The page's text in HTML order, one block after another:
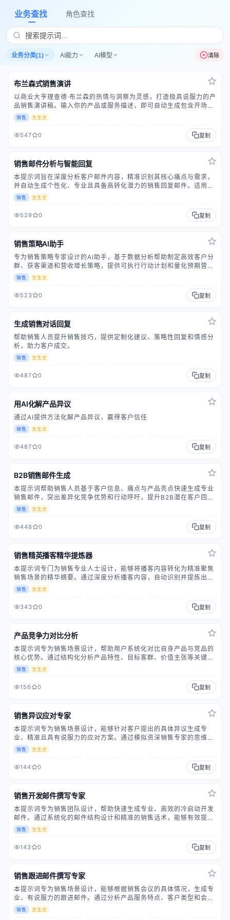
业务查找 角色查找
业务分类(1) AI能力 AI模型 清除
布兰森式销售演讲
以商业大亨理查德·布兰森的热情与洞察为灵感，打造极具说服力的产
品销售演讲稿。输入你的产品或服务描述，即可自动生成包含开场钩
子、痛点洞察、差异化亮点、市场机遇与投资价值的完整销售话术。
帮助你在客户、媒体或投资人面前，以布兰森式自信与感染力讲述你
的商业故事。
销售 文生文
547 0 复制
销售邮件分析与智能回复
本提示词旨在深度分析客户邮件内容，精准识别其核心痛点与需求，
并自动生成个性化、专业且具备高转化潜力的销售回复邮件。适用于
销售跟进、售前咨询、客户关怀等多种邮件沟通场景，能有效提升回
复效率与沟通质量，引导客户采取明确行动。
销售 文生文
529 0 复制
销售策略AI助手
专为销售策略专家设计的AI助手，基于数据分析帮助制定高效客户分
群、获客渠道和营收增长策略，提供可执行行动计划和量化预期营
收，提升销售决策效率。
销售 文生文
523 0 复制
生成销售对话回复
帮助销售人员提升销售技巧，提供定制化建议、策略性回复和情感分
析，助力客户成交。
销售 文生文
487 0 复制
用AI化解产品异议
通过AI提供方法化解产品异议，赢得客户信任
销售 文生文
487 0 复制
B2B销售邮件生成
本提示词帮助销售人员基于客户信息、痛点与产品亮点快速生成专业
销售邮件，突出差异化竞争优势和行动呼吁，提升B2B潜在客户回复
率和成交率，适合冷启动和客户拓展场景。
销售 文生文
448 0 复制
销售精英播客精华提炼器
本提示词专门为销售专业人士设计，能够将播客内容转化为精准聚焦
销售场景的精华摘要。通过深度分析播客内容，自动识别并提炼出对
销售工作具有实际指导意义的策略、技巧和洞察点，帮助销售人员在
有限时间内快速获取有价值的信息。该提示词具备智能内容筛选能
力，能够从复杂的播客对话中提取关键销售要素，包括客户沟通技
巧、成交策略、行业趋势分析等实用内容，并以结构化方式呈现，确
销售 文生文
343 0 复制
产品竞争力对比分析
本提示词专为销售场景设计，帮助用户系统化对比自身产品与竞品的
核心优势。通过结构化分析产品特性、目标客群、价值主张等关键维
度，生成具有说服力的对比报告。该提示词采用专业销售视角，结合
市场分析框架，输出内容既包含客观数据对比，也融入销售话术技
巧，能够有效支持销售团队的客户沟通和产品推广工作，提升销售转
销售 文生文
156 0 复制
销售异议应对专家
本提示词专为销售场景设计，能够针对客户提出的具体异议生成专
业、精准且具有说服力的应对方案。通过模拟资深销售专家的思维模
式，结合产品优势与客户需求，提供结构清晰、逻辑严密的异议处理
策略。亮点在于能够深度分析异议根源，运用销售心理学原理，并给
出可立即使用的实战话术，帮助销售人员有效提升成交转化率。
销售 文生文
144 0 复制
销售开发邮件撰写专家
本提示词专为销售团队设计，帮助快速生成专业、高效的冷启动开发
邮件。通过系统化的邮件结构设计和精准的销售话术，能够有效提升
邮件打开率和回复率。提示词综合考虑了产品价值定位、目标客户画
像、个性化触达策略等关键要素，确保每封邮件都能精准传达产品价
值并激发客户行动意愿。适用于B2B销售、产品推广、业务拓展等多
销售 文生文
143 0 复制
销售跟进邮件撰写专家
本提示词专为销售场景设计，能够根据销售会议的具体情况，生成专
业、有说服力的跟进邮件。通过分析产品服务特点、客户类型和会议
要点，自动生成结构完整、语气恰当的邮件内容，帮助销售人员有效
维护客户关系并推动业务进展。邮件内容突出产品核心价值，采用销
销售 文生文